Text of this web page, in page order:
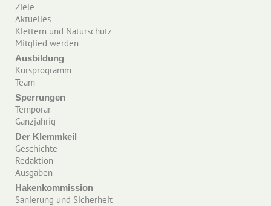
Ziele
Aktuelles
Klettern und Naturschutz
Mitglied werden
Ausbildung
Kursprogramm
Team
Sperrungen
Temporär
Ganzjährig
Der Klemmkeil
Geschichte
Redaktion
Ausgaben
Hakenkommission
Sanierung und Sicherheit